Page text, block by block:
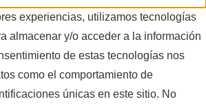
experiencias, utilizamos tecnologías
almacenar y/o acceder a la información
de estas tecnologías nos
como el comportamiento de
únicas en este sitio. No